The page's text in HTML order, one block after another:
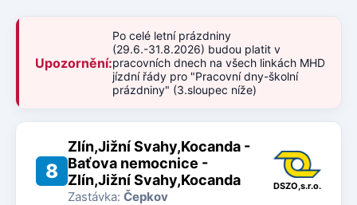
Upozornění:
Po celé letní prázdniny
(29.6.-31.8.2026) budou platit v
pracovních dnech na všech linkách MHD
jízdní řády pro "Pracovní dny-školní
prázdniny" (3.sloupec níže)
8
Zlín,Jižní Svahy,Kocanda -
Baťova nemocnice -
Zlín,Jižní Svahy,Kocanda
Zastávka: Čepkov
DSZO,s.r.o.